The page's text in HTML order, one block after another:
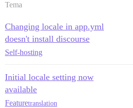
Tema
Changing locale in app.yml
doesn't install discourse
Self-hosting
Initial locale setting now
available
Featuretranslation